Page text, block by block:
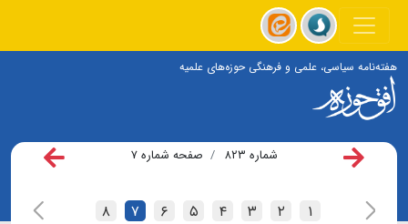
هفته‌نامه سیاسی، علمی و فرهنگی حوزه‌های علمیه
شماره ۸۲۳ صفحه شماره ۷
۱ ۲ ۳ ۴ ۵ ۶ ۷ ۸